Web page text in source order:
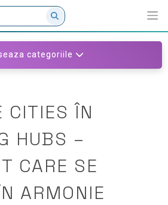
categoriile
CITIES ÎN
HUBS –
CARE SE
ARMONIE